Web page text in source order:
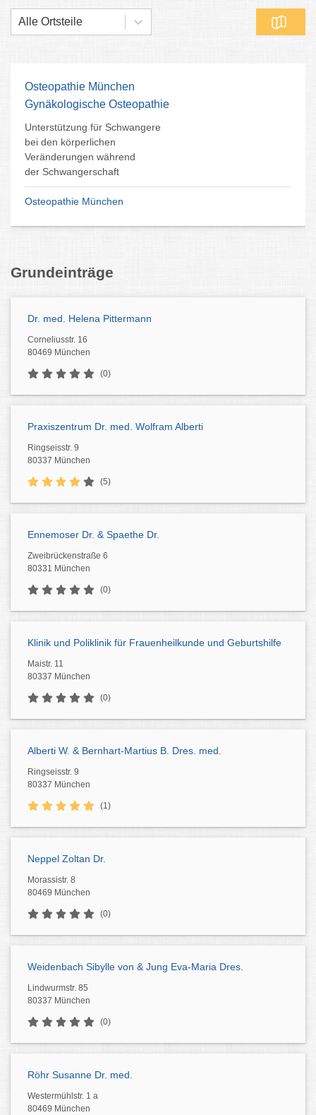
Alle Ortsteile
Osteopathie München
Gynäkologische Osteopathie
Unterstützung für Schwangere
bei den körperlichen
Veränderungen während
der Schwangerschaft
Osteopathie München
Grundeinträge
Dr. med. Helena Pittermann
Corneliusstr. 16
80469 München
(0)
Praxiszentrum Dr. med. Wolfram Alberti
Ringseisstr. 9
80337 München
(5)
Ennemoser Dr. & Spaethe Dr.
Zweibrückenstraße 6
80331 München
(0)
Klinik und Poliklinik für Frauenheilkunde und Geburtshilfe
Maistr. 11
80337 München
(0)
Alberti W. & Bernhart-Martius B. Dres. med.
Ringseisstr. 9
80337 München
(1)
Neppel Zoltan Dr.
Morassistr. 8
80469 München
(0)
Weidenbach Sibylle von & Jung Eva-Maria Dres.
Lindwurmstr. 85
80337 München
(0)
Röhr Susanne Dr. med.
Westermühlstr. 1 a
80469 München